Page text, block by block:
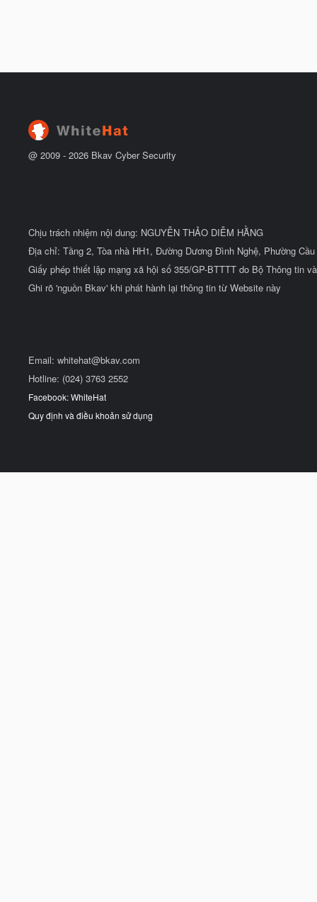
@ 2009 - 2026 Bkav Cyber Security
Chịu trách nhiệm nội dung: NGUYỄN THẢO DIỄM HẰNG
Địa chỉ: Tầng 2, Tòa nhà HH1, Đường Dương Đình Nghệ, Phường
Giấy phép thiết lập mạng xã hội số 355/GP-BTTTT do Bộ Thông tin
Ghi rõ 'nguồn Bkav' khi phát hành lại thông tin từ Website này
Email: whitehat@bkav.com
Hotline: (024) 3763 2552
Facebook: WhiteHat
Quy định và điều khoản sử dụng